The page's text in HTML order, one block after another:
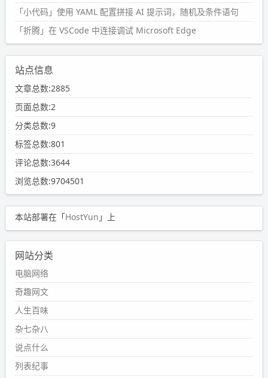
「小代码」使用 YAML 配置拼接 AI 提示词，随机及条件语句
「折腾」在 VSCode 中连接调试 Microsoft Edge
站点信息
文章总数:2885
页面总数:2
分类总数:9
标签总数:801
评论总数:3644
浏览总数:9704501
本站部署在「HostYun 」上
网站分类
电脑网络
奇趣网文
人生百味
杂七杂八
说点什么
列表纪事